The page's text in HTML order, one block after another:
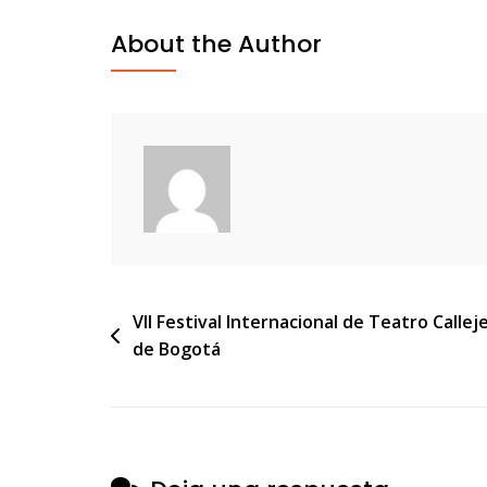
About the Author
Navegación
de
entradas
VII Festival Internacional de Teatro
de Bogotá